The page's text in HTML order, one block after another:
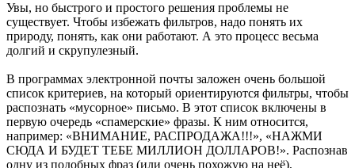
Увы, но быстрого и простого решения проблемы не
существует. Чтобы избежать фильтров, надо понять их
природу, понять, как они работают. А это процесс весьма
долгий и скрупулезный.
В программах электронной почты заложен очень большой
список критериев, на который ориентируются фильтры, чтобы
распознать «мусорное» письмо. В этот список включены в
первую очередь «спамерские» фразы. К ним относится,
например: «ВНИМАНИЕ, РАСПРОДАЖА!!!», «НАЖМИ
СЮДА И БУДЕТ ТЕБЕ МИЛЛИОН ДОЛЛАРОВ!». Распознав
одну из подобных фраз (или очень похожую на неё),